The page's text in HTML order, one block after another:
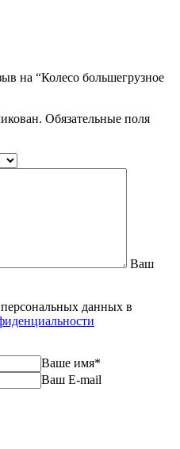
на “Колесо большегрузное
Обязательные поля
Ваш
данных в
Ваше имя*
Ваш E-mail